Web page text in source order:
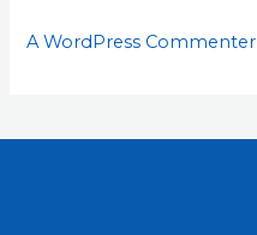
A WordPress Commenter